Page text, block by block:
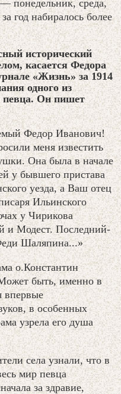
понедельник, среда,
год набиралось более
исторический
касается Федора
«Жизнь» за 1914
одного из
певца. Он пишет
Федор Иванович!
меня известить
Она была в начале
у бывшего пристава
уезда, а Ваш отец
Ильинского
у Чирикова
и Модест. Последний-
Шаляпина...»
о.Константин
быть, именно в
впервые
в особенных
узрела его душа
села узнали, что в
мир певца
за здравие,